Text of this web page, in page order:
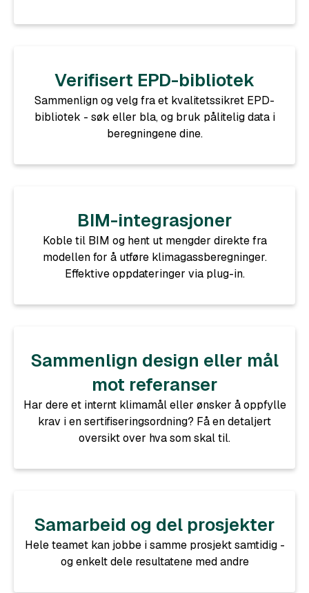
Verifisert EPD-bibliotek
Sammenlign og velg fra et kvalitetssikret EPD-
bibliotek - søk eller bla, og bruk pålitelig data i
beregningene dine.
BIM-integrasjoner
Koble til BIM og hent ut mengder direkte fra
modellen for å utføre klimagassberegninger.
Effektive oppdateringer via plug-in.
Sammenlign design eller mål
mot referanser
Har dere et internt klimamål eller ønsker å oppfylle
krav i en sertifiseringsordning? Få en detaljert
oversikt over hva som skal til.
Samarbeid og del prosjekter
Hele teamet kan jobbe i samme prosjekt samtidig -
og enkelt dele resultatene med andre